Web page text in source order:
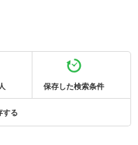
保存した検索条件
する